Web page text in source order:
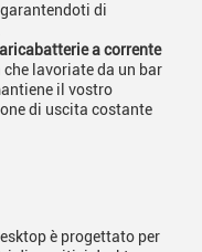
di
a corrente
che lavoriate da un bar
il vostro
di uscita costante
è progettato per